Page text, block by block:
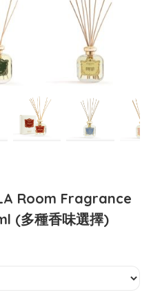
Room Fragrance
(多種香味選擇)